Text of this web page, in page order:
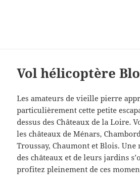
Vol hélicoptère
Les amateurs de vieille pierre
particulièrement cette petite
dessus des Châteaux de la Loire.
les châteaux de Ménars,
Troussay, Chaumont et Blois.
des châteaux et de leurs jardins
profitez pleinement de ces